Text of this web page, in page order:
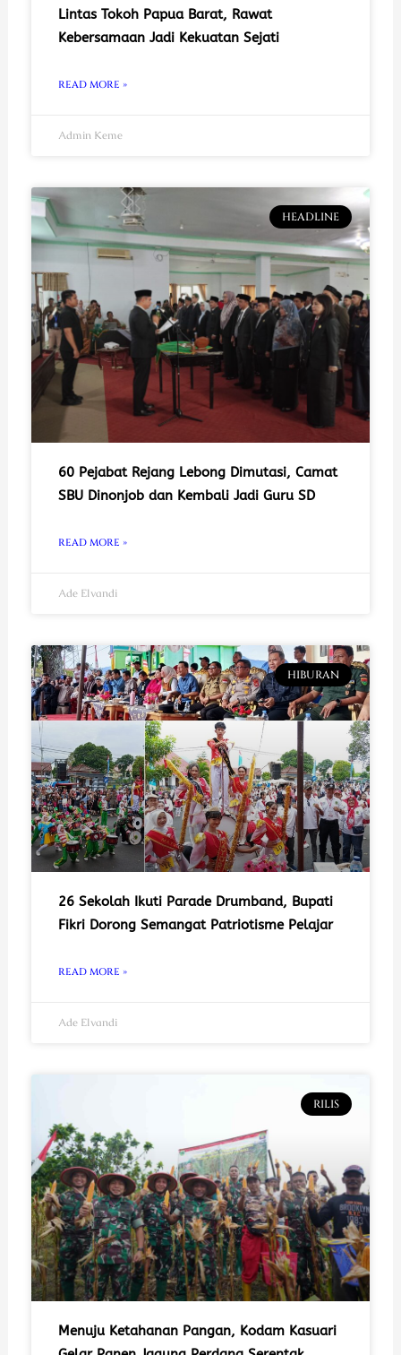
Lintas Tokoh Papua Barat, Rawat
Kebersamaan Jadi Kekuatan Sejati
READ MORE »
Admin Keme
HEADLINE
60 Pejabat Rejang Lebong Dimutasi, Camat
SBU Dinonjob dan Kembali Jadi Guru SD
READ MORE »
Ade Elvandi
HIBURAN
26 Sekolah Ikuti Parade Drumband, Bupati
Fikri Dorong Semangat Patriotisme Pelajar
READ MORE »
Ade Elvandi
RILIS
Menuju Ketahanan Pangan, Kodam Kasuari